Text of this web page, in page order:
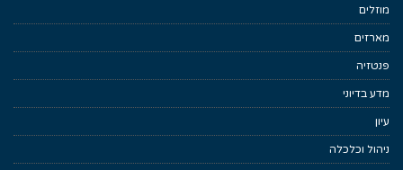
מוזלים
מארזים
פנטזיה
מדע בדיוני
עיון
ניהול וכלכלה